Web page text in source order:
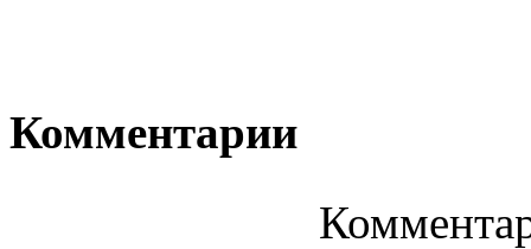
Комментарии